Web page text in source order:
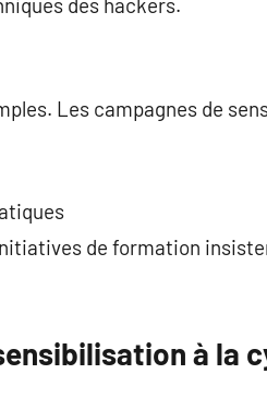
Les campagnes de
de formation
à la